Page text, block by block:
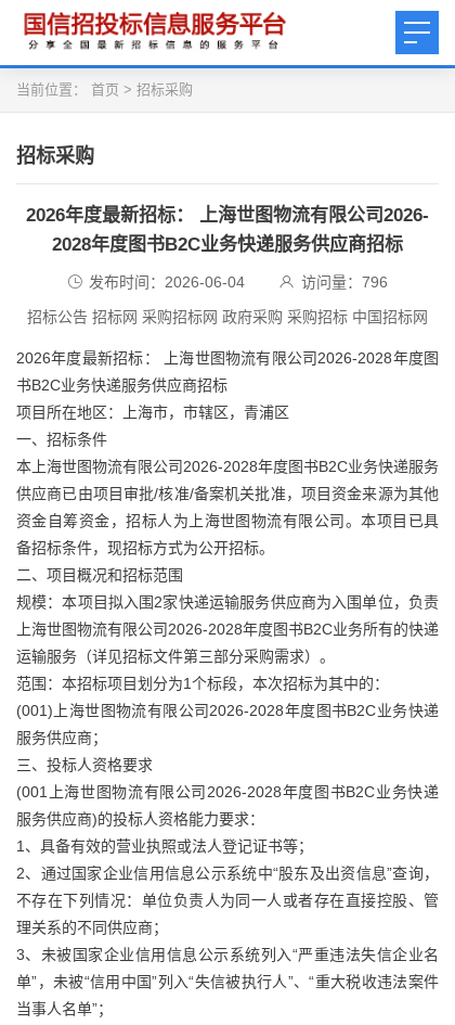
当前位置： 首页 > 招标采购
招标采购
2026年度最新招标： 上海世图物流有限公司2026-
2028年度图书B2C业务快递服务供应商招标
发布时间：2026-06-04 访问量： 796
招标公告 招标网 采购招标网 政府采购 采购招标 中国招标网
2026年度最新招标： 上海世图物流有限公司2026-2028年度图
书B2C业务快递服务供应商招标
项目所在地区：上海市，市辖区，青浦区
一、招标条件
本上海世图物流有限公司2026-2028年度图书B2C业务快递服务
供应商已由项目审批/核准/备案机关批准，项目资金来源为其他
资金自筹资金，招标人为上海世图物流有限公司。本项目已具
备招标条件，现招标方式为公开招标。
二、项目概况和招标范围
规模：本项目拟入围2家快递运输服务供应商为入围单位，负责
上海世图物流有限公司2026-2028年度图书B2C业务所有的快递
运输服务（详见招标文件第三部分采购需求）。
范围：本招标项目划分为1个标段，本次招标为其中的：
(001)上海世图物流有限公司2026-2028年度图书B2C业务快递
服务供应商；
三、投标人资格要求
(001上海世图物流有限公司2026-2028年度图书B2C业务快递
服务供应商)的投标人资格能力要求：
1、具备有效的营业执照或法人登记证书等；
2、通过国家企业信用信息公示系统中“股东及出资信息”查询，
不存在下列情况：单位负责人为同一人或者存在直接控股、管
理关系的不同供应商；
3、未被国家企业信用信息公示系统列入“严重违法失信企业名
单”，未被“信用中国”列入“失信被执行人”、“重大税收违法案件
当事人名单”；